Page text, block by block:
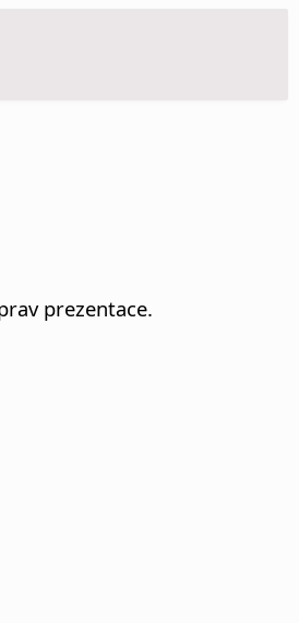
prezentace.